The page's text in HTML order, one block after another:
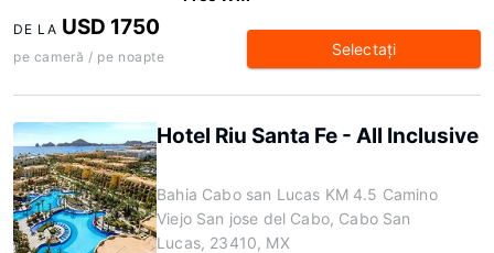
DE LA USD 1750
pe cameră / pe noapte Selectaţi
Hotel Riu Santa Fe - All Inclusive
Bahia Cabo san Lucas KM 4.5 Camino
Viejo San jose del Cabo, Cabo San
Lucas, 23410, MX